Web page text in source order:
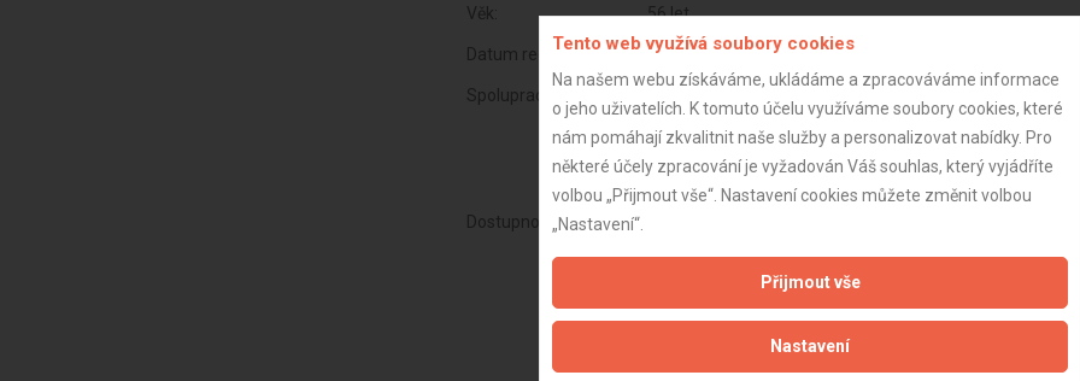
Věk: 56 let
Datum registrace: 14.4.2014
Spolupracovník
Josef
Dostupnost:
Tento web využívá soubory cookies
Na našem webu získáváme, ukládáme a zpracováváme informace
o jeho uživatelích. K tomuto účelu využíváme soubory cookies, které
nám pomáhají zkvalitnit naše služby a personalizovat nabídky. Pro
některé účely zpracování je vyžadován Váš souhlas, který vyjádříte
volbou „Přijmout vše“. Nastavení cookies můžete změnit volbou
„Nastavení“.
Přijmout vše
Nastavení